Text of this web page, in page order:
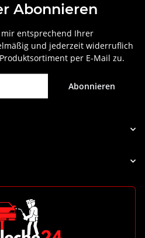
Abonnieren
entsprechend Ihrer
und jederzeit widerruflich
per E-Mail zu.
Abonnieren